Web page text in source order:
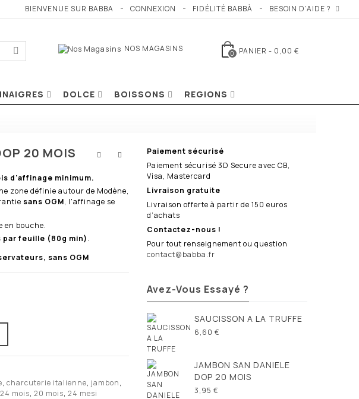
BESOIN D'AIDE ?
FIDÉLITÉ BABBÀ
CONNEXION
BIENVENUE SUR BABBA
0 PANIER - 0,00 €
NOS MAGASINS
DOLCE BOISSONS REGIONS
20 MOIS
d'affinage minimum.
zone définie autour de Modène,
sans OGM, l'affinage se
en bouche.
par feuille (80g min).
sans OGM
, charcuterie italienne, jambon,
24 mois, 20 mois, 24 mesi
Paiement sécurisé
Paiement sécurisé 3D Secure avec CB,
Visa, Mastercard
Livraison gratuite
Livraison offerte à partir de 150 euros
d’achats
Contactez-nous !
Pour tout renseignement ou question
contact@babba.fr
Avez-Vous Essayé ?
SAUCISSON A LA TRUFFE
6,60 €
JAMBON SAN DANIELE
DOP 20 MOIS
3,95 €